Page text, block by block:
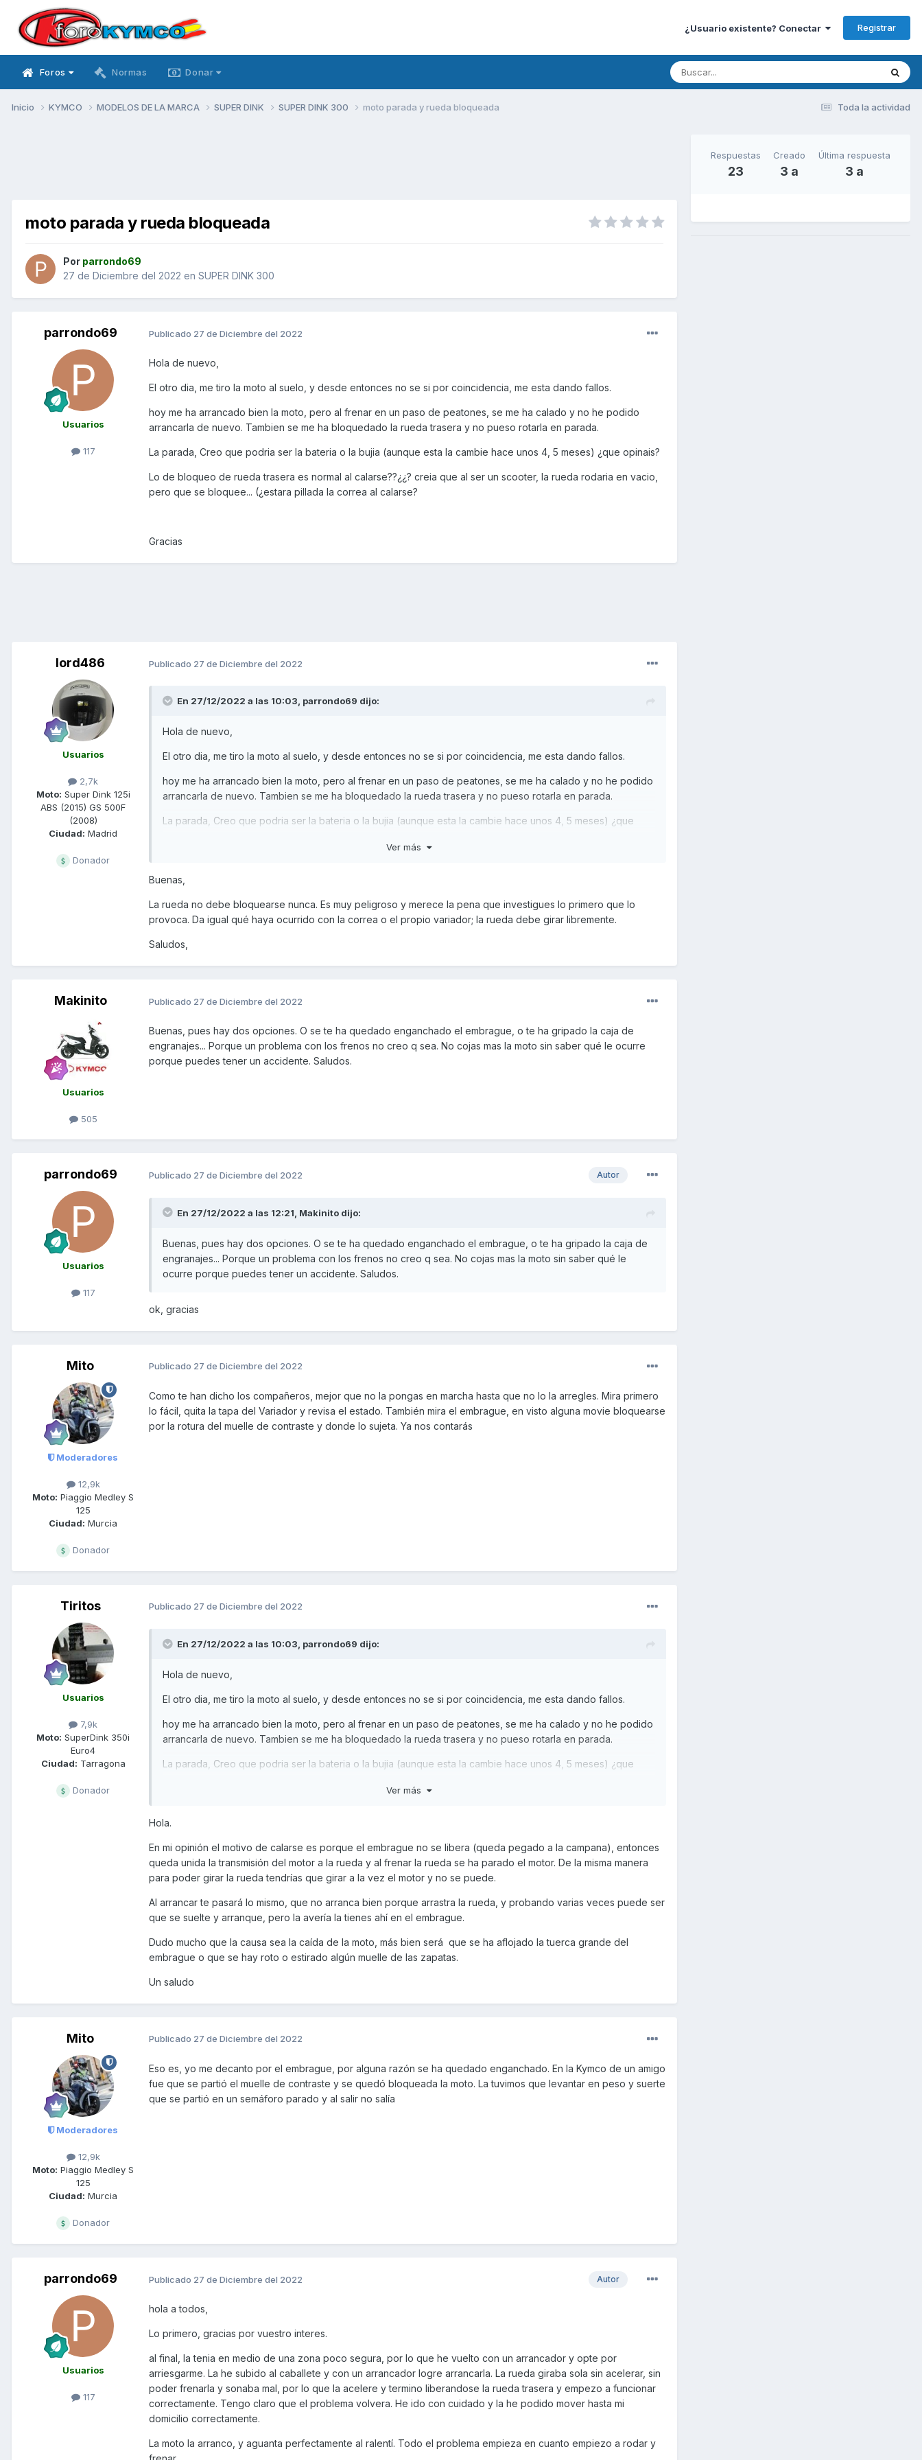
¿Usuario existente? Conectar Registrar
Foros Normas Donar
Toda la actividad
Inicio KYMCO MODELOS DE LA MARCA SUPER DINK SUPER DINK 300 moto parada y rueda bloqueada
moto parada y rueda bloqueada
Por parrondo69
27 de Diciembre del 2022 en SUPER DINK 300
parrondo69
Usuarios
117
Publicado 27 de Diciembre del 2022
Hola de nuevo,
El otro dia, me tiro la moto al suelo, y desde entonces no se si por coincidencia, me esta dando fallos.
hoy me ha arrancado bien la moto, pero al frenar en un paso de peatones, se me ha calado y no he podido
arrancarla de nuevo. Tambien se me ha bloquedado la rueda trasera y no pueso rotarla en parada.
La parada, Creo que podria ser la bateria o la bujia (aunque esta la cambie hace unos 4, 5 meses) ¿que opinais?
Lo de bloqueo de rueda trasera es normal al calarse??¿¿? creia que al ser un scooter, la rueda rodaria en vacio,
pero que se bloquee... (¿estara pillada la correa al calarse?
Gracias
lord486
Usuarios
2,7k
Moto: Super Dink 125i
ABS (2015) GS 500F
(2008)
Ciudad: Madrid
Donador
Publicado 27 de Diciembre del 2022
En 27/12/2022 a las 10:03, parrondo69 dijo:
Hola de nuevo,
El otro dia, me tiro la moto al suelo, y desde entonces no se si por coincidencia, me esta dando fallos.
hoy me ha arrancado bien la moto, pero al frenar en un paso de peatones, se me ha calado y no he podido
arrancarla de nuevo. Tambien se me ha bloquedado la rueda trasera y no pueso rotarla en parada.
La parada, Creo que podria ser la bateria o la bujia (aunque esta la cambie hace unos 4, 5 meses) ¿que
vacio, pero que se bloquee... (¿estara pillada la correa al calarse?
Gracias
Ver más
Buenas,
La rueda no debe bloquearse nunca. Es muy peligroso y merece la pena que investigues lo primero que lo
provoca. Da igual qué haya ocurrido con la correa o el propio variador; la rueda debe girar libremente.
Saludos,
Makinito
Usuarios
505
Publicado 27 de Diciembre del 2022
Buenas, pues hay dos opciones. O se te ha quedado enganchado el embrague, o te ha gripado la caja de
engranajes... Porque un problema con los frenos no creo q sea. No cojas mas la moto sin saber qué le ocurre
porque puedes tener un accidente. Saludos.
parrondo69
Usuarios
117
Autor
Publicado 27 de Diciembre del 2022
En 27/12/2022 a las 12:21, Makinito dijo:
Buenas, pues hay dos opciones. O se te ha quedado enganchado el embrague, o te ha gripado la caja de
engranajes... Porque un problema con los frenos no creo q sea. No cojas mas la moto sin saber qué le
ocurre porque puedes tener un accidente. Saludos.
ok, gracias
Mito
Moderadores
12,9k
Moto: Piaggio Medley S
125
Ciudad: Murcia
Donador
Publicado 27 de Diciembre del 2022
Como te han dicho los compañeros, mejor que no la pongas en marcha hasta que no lo la arregles. Mira primero
lo fácil, quita la tapa del Variador y revisa el estado. También mira el embrague, en visto alguna movie bloquearse
por la rotura del muelle de contraste y donde lo sujeta. Ya nos contarás
Tiritos
Usuarios
7,9k
Moto: SuperDink 350i
Euro4
Ciudad: Tarragona
Donador
Publicado 27 de Diciembre del 2022
En 27/12/2022 a las 10:03, parrondo69 dijo:
Hola de nuevo,
El otro dia, me tiro la moto al suelo, y desde entonces no se si por coincidencia, me esta dando fallos.
hoy me ha arrancado bien la moto, pero al frenar en un paso de peatones, se me ha calado y no he podido
arrancarla de nuevo. Tambien se me ha bloquedado la rueda trasera y no pueso rotarla en parada.
La parada, Creo que podria ser la bateria o la bujia (aunque esta la cambie hace unos 4, 5 meses) ¿que
vacio, pero que se bloquee... (¿estara pillada la correa al calarse?
Gracias
Ver más
Hola.
En mi opinión el motivo de calarse es porque el embrague no se libera (queda pegado a la campana), entonces
queda unida la transmisión del motor a la rueda y al frenar la rueda se ha parado el motor. De la misma manera
para poder girar la rueda tendrías que girar a la vez el motor y no se puede.
Al arrancar te pasará lo mismo, que no arranca bien porque arrastra la rueda, y probando varias veces puede ser
que se suelte y arranque, pero la avería la tienes ahí en el embrague.
Dudo mucho que la causa sea la caída de la moto, más bien será que se ha aflojado la tuerca grande del
embrague o que se hay roto o estirado algún muelle de las zapatas.
Un saludo
Mito
Moderadores
12,9k
Moto: Piaggio Medley S
125
Ciudad: Murcia
Donador
Publicado 27 de Diciembre del 2022
Eso es, yo me decanto por el embrague, por alguna razón se ha quedado enganchado. En la Kymco de un amigo
fue que se partió el muelle de contraste y se quedó bloqueada la moto. La tuvimos que levantar en peso y suerte
que se partió en un semáforo parado y al salir no salía
parrondo69
Usuarios
117
Autor
Publicado 27 de Diciembre del 2022
hola a todos,
Lo primero, gracias por vuestro interes.
al final, la tenia en medio de una zona poco segura, por lo que he vuelto con un arrancador y opte por
arriesgarme. La he subido al caballete y con un arrancador logre arrancarla. La rueda giraba sola sin acelerar, sin
poder frenarla y sonaba mal, por lo que la acelere y termino liberandose la rueda trasera y empezo a funcionar
correctamente. Tengo claro que el problema volvera. He ido con cuidado y la he podido mover hasta mi
domicilio correctamente.
La moto la arranco, y aguanta perfectamente al ralentí. Todo el problema empieza en cuanto empiezo a rodar y
Respuestas
23
Creado
3 a
Última respuesta
3 a